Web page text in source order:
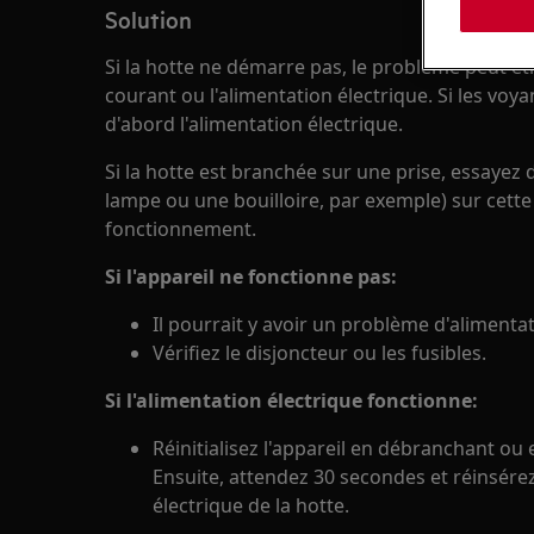
Solution
Si la hotte ne démarre pas, le problème peut
courant ou l'alimentation électrique. Si les
d'abord l'alimentation électrique.
Si la hotte est branchée sur une prise,
lampe ou une bouilloire, par exemple) sur
fonctionnement.
Si l'appareil ne fonctionne pas:
Il pourrait y avoir un problème
Vérifiez le disjoncteur ou les fusibles.
Si l'alimentation électrique fonctionne:
Réinitialisez l'appareil en débranchant
Ensuite, attendez 30 secondes et
électrique de la hotte.